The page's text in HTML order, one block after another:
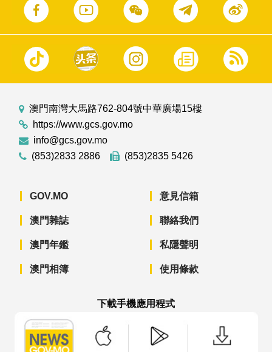
澳門南灣大馬路762-804號中華廣場15樓
https://www.gcs.gov.mo
info@gcs.gov.mo
(853)2833 2886
(853)2835 5426
GOV.MO
澳門雜誌
澳門年鑑
澳門相簿
意見信箱
聯絡我們
私隱聲明
使用條款
下載手機應用程式